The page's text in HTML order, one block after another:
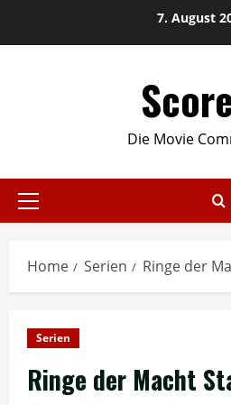
7. August
Die Movie
Primary
Home Serien Ringe der
Serien
Ringe der Macht